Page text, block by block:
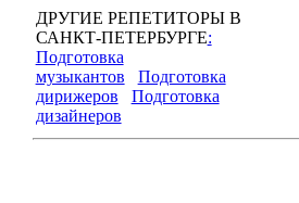
ДРУГИЕ РЕПЕТИТОРЫ В
САНКТ-ПЕТЕРБУРГЕ:
Подготовка
музыкантов
Подготовка
дирижеров
Подготовка
дизайнеров